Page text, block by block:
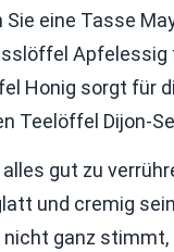
Sie eine Tasse
Apfelessig
Honig sorgt für
Teelöffel Dijon-
gut zu
und cremig
nicht ganz stimmt,